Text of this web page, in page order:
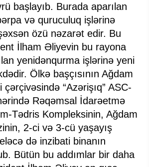
başlayıb. Burada aparılan
və quruculuq işlərinə
özü nəzarət edir. Bu
İlham Əliyevin bu rayona
yenidənqurma işlərinə yeni
Ölkə başçısının Ağdam
“Azərişıq” ASC-
Rəqəmsal İdarəetmə
Tədris Kompleksinin, Ağdam
2-ci və 3-cü yaşayış
də inzibati binanın
Bütün bu addımlar bir daha